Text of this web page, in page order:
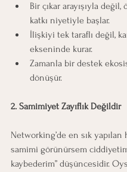
Bir çıkar arayışıyla değil,
katkı niyetiyle başlar.
İlişkiyi tek taraflı değil,
ekseninde kurar.
Zamanla bir destek
dönüşür.
2. Samimiyet Zayıflık Değildir
Networking’de en sık yapılan
samimi görünürsem
kaybederim” düşüncesidir.